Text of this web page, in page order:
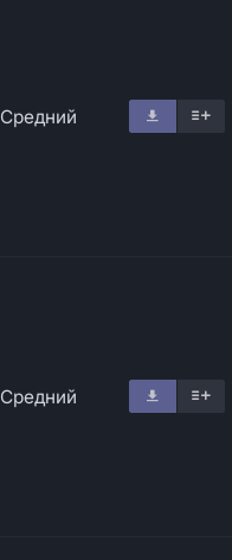
Средний
Средний